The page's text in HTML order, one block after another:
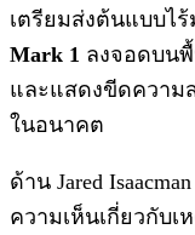
เตรียมส่งต้นแบบไ
Mark 1 ลงจอดบน
และแสดงขีดความ
ในอนาคต
ด้าน Jared
ความเห็นเกี่ยวกับเ